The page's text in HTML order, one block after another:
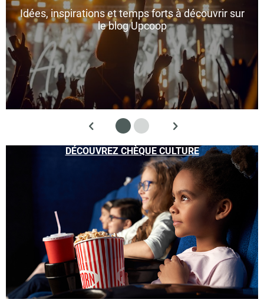
Idées, inspirations et temps forts à découvrir sur
le blog Upcoop
DÉCOUVREZ CHÈQUE CULTURE